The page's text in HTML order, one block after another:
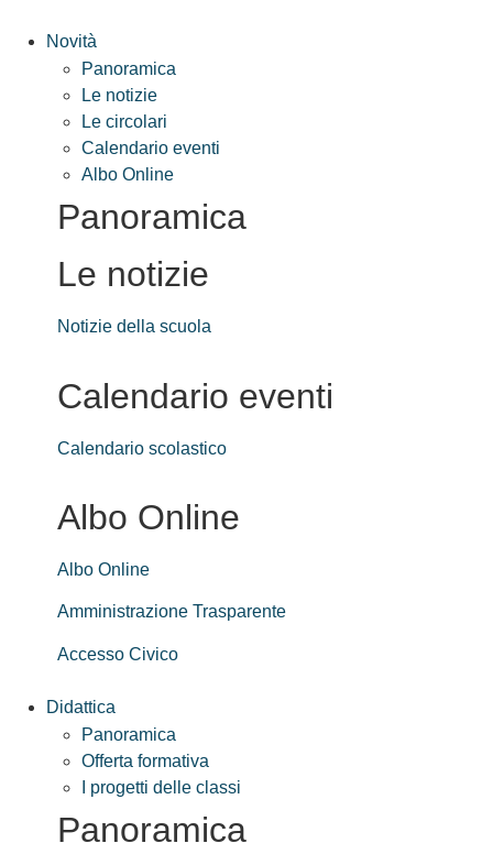
Novità
Panoramica
Le notizie
Le circolari
Calendario eventi
Albo Online
Panoramica
Le notizie
Notizie della scuola
Calendario eventi
Calendario scolastico
Albo Online
Albo Online
Amministrazione Trasparente
Accesso Civico
Didattica
Panoramica
Offerta formativa
I progetti delle classi
Panoramica